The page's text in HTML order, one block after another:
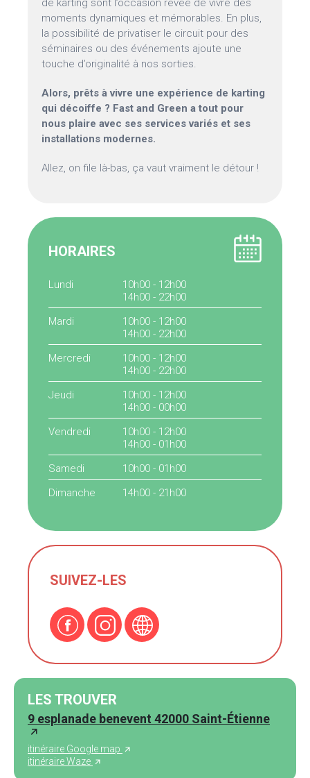
de karting sont l’occasion rêvée de vivre des
moments dynamiques et mémorables. En plus,
la possibilité de privatiser le circuit pour des
séminaires ou des événements ajoute une
touche d’originalité à nos sorties.
Alors, prêts à vivre une expérience de karting
qui décoiffe ? Fast and Green a tout pour
nous plaire avec ses services variés et ses
installations modernes.
Allez, on file là-bas, ça vaut vraiment le détour !
HORAIRES
Lundi
10h00 - 12h00
14h00 - 22h00
Mardi
10h00 - 12h00
14h00 - 22h00
Mercredi
10h00 - 12h00
14h00 - 22h00
Jeudi
10h00 - 12h00
14h00 - 00h00
Vendredi
10h00 - 12h00
14h00 - 01h00
Samedi
10h00 - 01h00
Dimanche
14h00 - 21h00
SUIVEZ-LES
LES TROUVER
9 esplanade benevent 42000 Saint-Étienne
itinéraire Google map
itinéraire Waze